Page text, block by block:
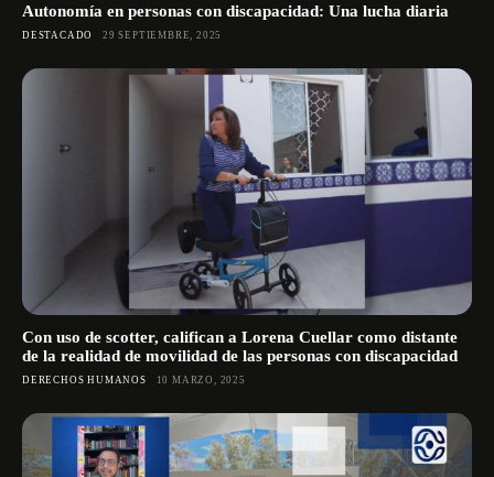
Autonomía en personas con discapacidad: Una lucha diaria
DESTACADO 29 SEPTIEMBRE, 2025
Con uso de scotter, califican a Lorena Cuellar como distante
de la realidad de movilidad de las personas con discapacidad
DERECHOS HUMANOS 10 MARZO, 2025